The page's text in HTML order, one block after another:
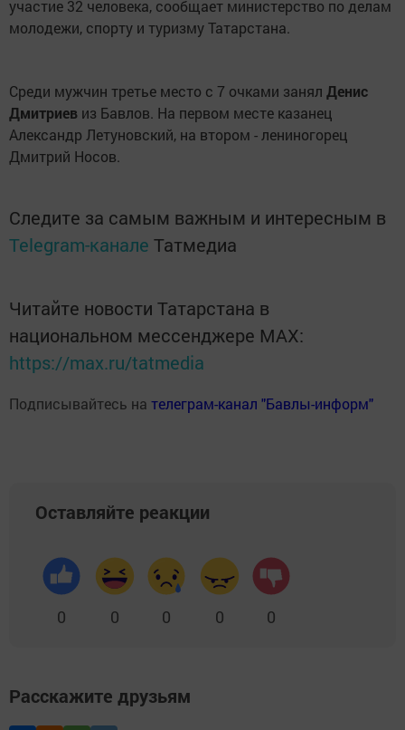
участие 32 человека, сообщает министерство по делам
молодежи, спорту и туризму Татарстана.
Среди мужчин третье место с 7 очками занял Денис
Дмитриев из Бавлов. На первом месте казанец
Александр Летуновский, на втором - лениногорец
Дмитрий Носов.
Следите за самым важным и интересным в
Telegram-канале Татмедиа
Читайте новости Татарстана в
национальном мессенджере MАХ:
https://max.ru/tatmedia
Подписывайтесь на телеграм-канал "Бавлы-информ"
Оставляйте реакции
0 0 0 0 0
Расскажите друзьям